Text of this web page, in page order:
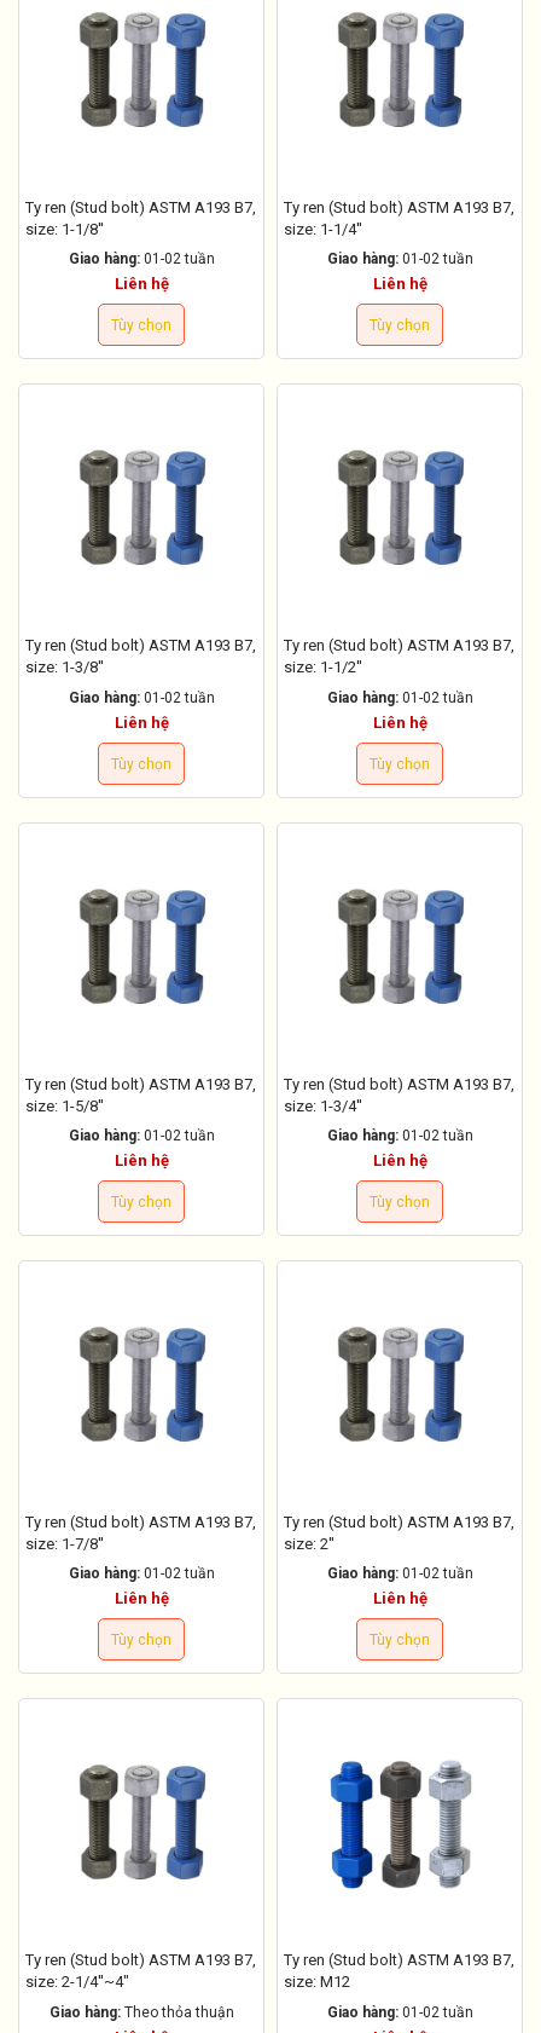
Ty ren (Stud bolt) ASTM A193 B7,
size: 1-1/8''
Giao hàng: 01-02 tuần
Liên hệ
Tùy chọn
Ty ren (Stud bolt) ASTM A193 B7,
size: 1-1/4''
Giao hàng: 01-02 tuần
Liên hệ
Tùy chọn
Ty ren (Stud bolt) ASTM A193 B7,
size: 1-3/8''
Giao hàng: 01-02 tuần
Liên hệ
Tùy chọn
Ty ren (Stud bolt) ASTM A193 B7,
size: 1-1/2''
Giao hàng: 01-02 tuần
Liên hệ
Tùy chọn
Ty ren (Stud bolt) ASTM A193 B7,
size: 1-5/8''
Giao hàng: 01-02 tuần
Liên hệ
Tùy chọn
Ty ren (Stud bolt) ASTM A193 B7,
size: 1-3/4''
Giao hàng: 01-02 tuần
Liên hệ
Tùy chọn
Ty ren (Stud bolt) ASTM A193 B7,
size: 1-7/8''
Giao hàng: 01-02 tuần
Liên hệ
Tùy chọn
Ty ren (Stud bolt) ASTM A193 B7,
size: 2''
Giao hàng: 01-02 tuần
Liên hệ
Tùy chọn
Ty ren (Stud bolt) ASTM A193 B7,
size: 2-1/4''~4"
Giao hàng: Theo thỏa thuận
Ty ren (Stud bolt) ASTM A193 B7,
size: M12
Giao hàng: 01-02 tuần